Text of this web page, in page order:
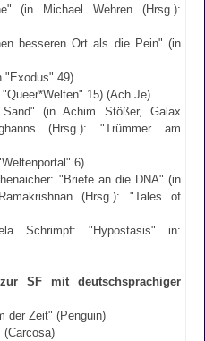
(in Michael Wehren (Hrsg.):
besseren Ort als die Pein" (in
"Exodus" 49)
15) (Ach Je)
(in Achim Stößer, Galax
(Hrsg.): "Trümmer am
6)
"Briefe an die DNA" (in
(Hrsg.): "Tales of
Schrimpf: "Hypostasis" in:
SF mit deutschsprachiger
der Zeit" (Penguin)
(Carcosa)